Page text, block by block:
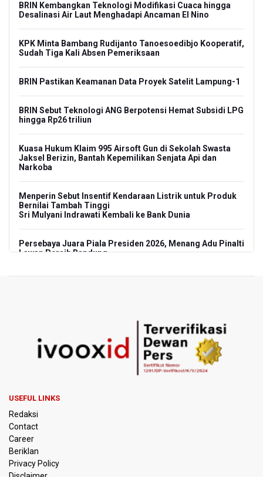
BRIN Kembangkan Teknologi Modifikasi Cuaca hingga
Desalinasi Air Laut Menghadapi Ancaman El Nino
KPK Minta Bambang Rudijanto Tanoesoedibjo Kooperatif,
Sudah Tiga Kali Absen Pemeriksaan
BRIN Pastikan Keamanan Data Proyek Satelit Lampung-1
BRIN Sebut Teknologi ANG Berpotensi Hemat Subsidi LPG
hingga Rp26 triliun
Kuasa Hukum Klaim 995 Airsoft Gun di Sekolah Swasta
Jaksel Berizin, Bantah Kepemilikan Senjata Api dan
Narkoba
Menperin Sebut Insentif Kendaraan Listrik untuk Produk
Bernilai Tambah Tinggi
Sri Mulyani Indrawati Kembali ke Bank Dunia
Persebaya Juara Piala Presiden 2026, Menang Adu Pinalti
Lawan Persib Bandung
KKI Sebut Ada 10 Nakes Diduga Beri Komentar Nirempati
pada Unggahan Pasien BPJS Kesehatan
Libya
Polisi Selidiki Temuan Senjata Api di Yayasan Sekolah
995 Senjata Api Ditemukan di Sekolah Swasta di Pondok
Pinang, Jakarta Selatan
USEFUL LINKS
Redaksi
Contact
Career
Beriklan
Privacy Policy